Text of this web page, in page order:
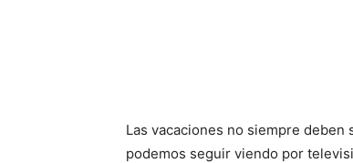
Las vacaciones no siempre
podemos seguir viendo por